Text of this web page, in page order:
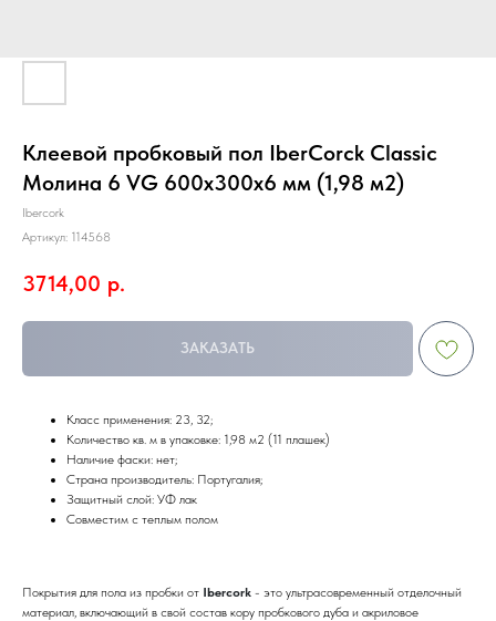
Клеевой пробковый пол IberCorck Classic
Молина 6 VG 600х300х6 мм (1,98 м2)
Ibercork
Артикул: 114568
3714,00 р.
ЗАКАЗАТЬ
Класс применения: 23, 32;
Количество кв. м в упаковке: 1,98 м2 (11 плашек)
Наличие фаски: нет;
Страна производитель: Португалия;
Защитный слой: УФ лак
Совместим с теплым полом
Покрытия для пола из пробки от Ibercork - это ультрасовременный отделочный
материал, включающий в свой состав кору пробкового дуба и акриловое